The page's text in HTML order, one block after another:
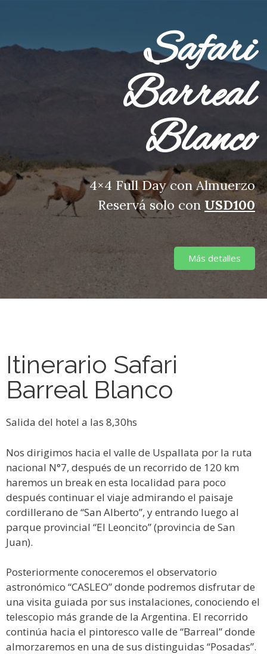
Safari
Barreal
Blanco
4×4 Full Day con Almuerzo
Reservá solo con USD100
Más detalles
Itinerario Safari
Barreal Blanco
Salida del hotel a las 8,30hs
Nos dirigimos hacia el valle de Uspallata por la ruta
nacional N°7, después de un recorrido de 120 km
haremos un break en esta localidad para poco
después continuar el viaje admirando el paisaje
cordillerano de “San Alberto”, y entrando luego al
parque provincial “El Leoncito” (provincia de San
Juan).
Posteriormente conoceremos el observatorio
astronómico “CASLEO” donde podremos disfrutar de
una visita guiada por sus instalaciones, conociendo el
telescopio más grande de la Argentina. El recorrido
continúa hacia el pintoresco valle de “Barreal” donde
almorzaremos en una de sus distinguidas “Posadas”.